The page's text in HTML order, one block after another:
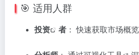
🎯 适用人群
投资 者 ：快速获取市场概